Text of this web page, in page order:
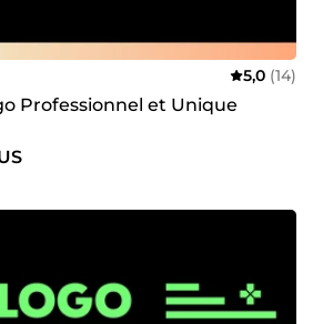
5,0 (14)
Professionnel et Unique